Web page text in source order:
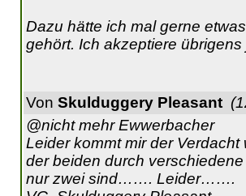
Dazu hätte ich mal gerne
gehört. Ich akzeptiere
Von Skulduggery Pleasant
@nicht mehr Ewwerbacher
Leider kommt mir der
der beiden durch
nur zwei sind……. Leider…….